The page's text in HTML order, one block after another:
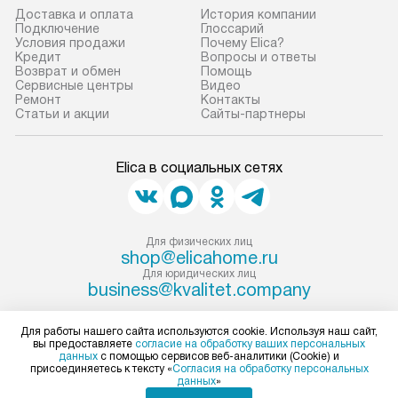
прибор до двери или прихожей.
Если необходимо переместить
прибор до места установки,
пожалуйста, предварительно
уточните это с менеджером.
За данную услугу взимается
дополнительная плата. Важно
прибора не позволяют ему пройти
через дверной проем, сотрудники
демонтировать дверцы, ручки или
другие выступающие элементы, так
как это может привести к отказу
Перед заказом удостоверьтесь, что
сможете переместить прибор
в нужное место, учитывая размеры
упаковки или без нее.
к воде, крана и
слива.
подключение к
и консультацию
В стандартную
не включаются:
Доставка и оплата
Подключение
Условия продажи
Кредит
Возврат и обмен
Сервисные центры
Ремонт
Статьи и акции
История компании
Глоссарий
Почему Elica?
Вопросы и ответы
Помощь
Видео
Контакты
Сайты-партнеры
Elica в социальных сетях
Для физических лиц
shop@elicahome.ru
Для юридических лиц
business@kvalitet.company
НАПИСАТЬ РУКОВОДСТВУ
Политика конфиденциальности
Для работы нашего сайта используются cookie. Используя наш сайт,
вы предоставляете согласие на обработку ваших персональных
данных с помощью сервисов веб-аналитики (Cookie) и
присоединяетесь к тексту «Согласия на обработку персональных
данных»